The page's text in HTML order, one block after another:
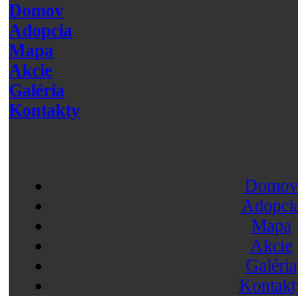
Domov
Adopcia
Mapa
Akcie
Galéria
Kontakty
Domov
Mapa
Akcie
Galéria